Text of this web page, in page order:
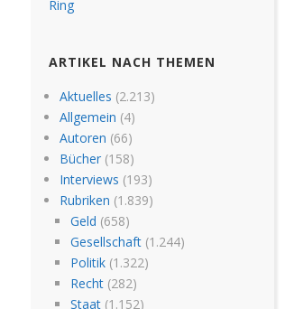
ARTIKEL NACH THEMEN
Aktuelles (2.213)
Allgemein (4)
Autoren (66)
Bücher(158)
Interviews (193)
Rubriken (1.839)
Geld (658)
Gesellschaft(1.244)
Politik(1.322)
Recht(282)
Staat(1.152)